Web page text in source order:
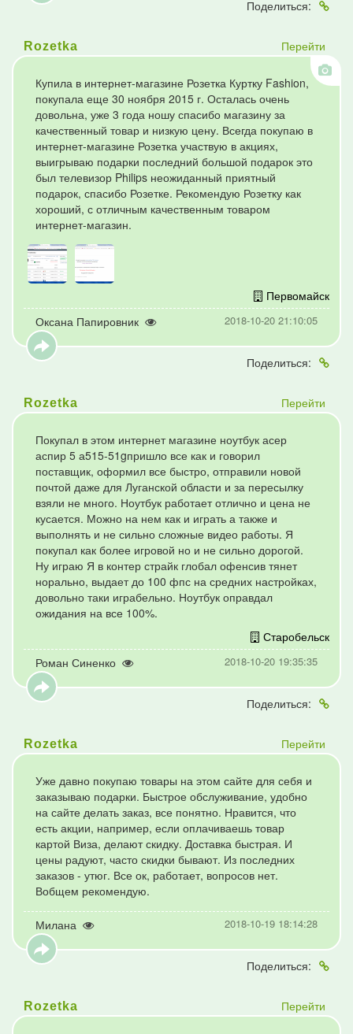
Поделиться:
Rozetka Перейти
Купила в интернет-магазине Розетка Куртку Fashion,
покупала еще 30 ноября 2015 г. Осталась очень
довольна, уже 3 года ношу спасибо магазину за
качественный товар и низкую цену. Всегда покупаю в
интернет-магазине Розетка участвую в акциях,
выигрываю подарки последний большой подарок это
был телевизор Philips неожиданный приятный
подарок, спасибо Розетке. Рекомендую Розетку как
хороший, с отличным качественным товаром
интернет-магазин.
Первомайск
Оксана Папировник
2018-10-20 21:10:05
Поделиться:
Rozetka Перейти
Покупал в этом интернет магазине ноутбук асер
аспир 5 а515-51gпришло все как и говорил
поставщик, оформил все быстро, отправили новой
почтой даже для Луганской области и за пересылку
взяли не много. Ноутбук работает отлично и цена не
кусается. Можно на нем как и играть а также и
выполнять и не сильно сложные видео работы. Я
покупал как более игровой но и не сильно дорогой.
Ну играю Я в контер страйк глобал офенсив тянет
норально, выдает до 100 фпс на средних настройках,
довольно таки играбельно. Ноутбук оправдал
ожидания на все 100%.
Старобельск
Роман Синенко
2018-10-20 19:35:35
Поделиться:
Rozetka Перейти
Уже давно покупаю товары на этом сайте для себя и
заказываю подарки. Быстрое обслуживание, удобно
на сайте делать заказ, все понятно. Нравится, что
есть акции, например, если оплачиваешь товар
картой Виза, делают скидку. Доставка быстрая. И
цены радуют, часто скидки бывают. Из последних
заказов - утюг. Все ок, работает, вопросов нет.
Вобщем рекомендую.
Милана 2018-10-19 18:14:28
Поделиться:
Rozetka Перейти